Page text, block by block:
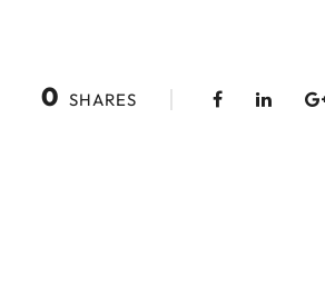
0 SHARES